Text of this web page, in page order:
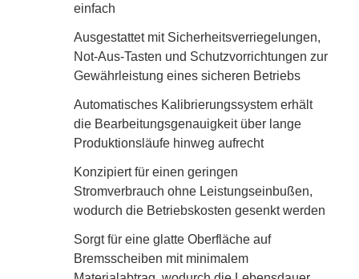
einfach
Ausgestattet mit Sicherheitsverriegelungen,
Not-Aus-Tasten und Schutzvorrichtungen zur
Gewährleistung eines sicheren Betriebs
Automatisches Kalibrierungssystem erhält
die Bearbeitungsgenauigkeit über lange
Produktionsläufe hinweg aufrecht
Konzipiert für einen geringen
Stromverbrauch ohne Leistungseinbußen,
wodurch die Betriebskosten gesenkt werden
Sorgt für eine glatte Oberfläche auf
Bremsscheiben mit minimalem